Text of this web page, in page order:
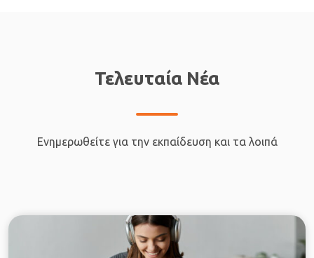
Τελευταία Νέα
Ενημερωθείτε για την εκπαίδευση και τα λοιπά